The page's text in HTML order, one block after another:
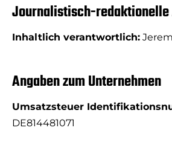
Journalistisch-redaktionelle
Inhaltlich verantwortlich:
Angaben zum Unternehmen
Umsatzsteuer
DE814481071